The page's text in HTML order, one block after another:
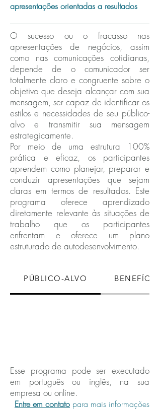
apresentações orientadas a resultados
O sucesso ou o fracasso nas
apresentações de negócios, assim
como nas comunicações cotidianas,
depende de o comunicador ser
totalmente claro e congruente sobre o
objetivo que deseja alcançar com sua
mensagem, ser capaz de identificar os
estilos e necessidades de seu público-
alvo e transmitir sua mensagem
estrategicamente.
Por meio de uma estrutura 100%
prática e eficaz, os participantes
aprendem como planejar, preparar e
conduzir apresentações que sejam
claras em termos de resultados. Este
programa oferece aprendizado
diretamente relevante às situações de
trabalho que os participantes
enfrentam e oferece um plano
estruturado de autodesenvolvimento.
PÚBLICO-ALVO BENEFÍCIOS
Esse programa pode ser executado
em português ou inglês, na sua
empresa ou online.
Entre em contato para mais informações